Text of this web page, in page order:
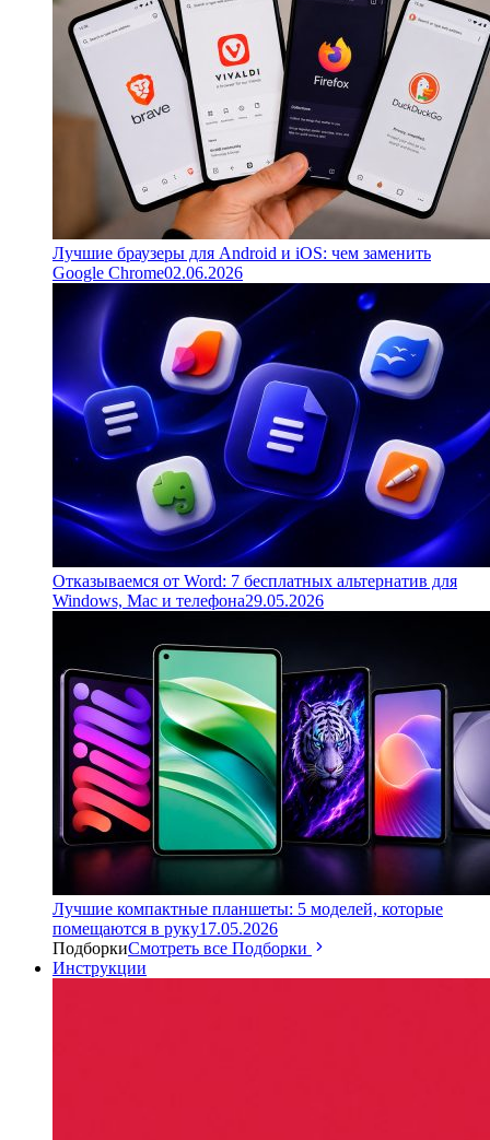
Лучшие браузеры для Android и iOS: чем заменить
Google Chrome02.06.2026
Отказываемся от Word: 7 бесплатных альтернатив для
Windows, Mac и телефона29.05.2026
Лучшие компактные планшеты: 5 моделей, которые
помещаются в руку17.05.2026
ПодборкиСмотреть все Подборки
Инструкции